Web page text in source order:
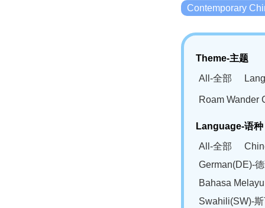
Contemporary
Theme-主题
All-全部
Roam Wander
Language-语种
All-全部
German(DE)-
Bahasa
Swahili(SW)-